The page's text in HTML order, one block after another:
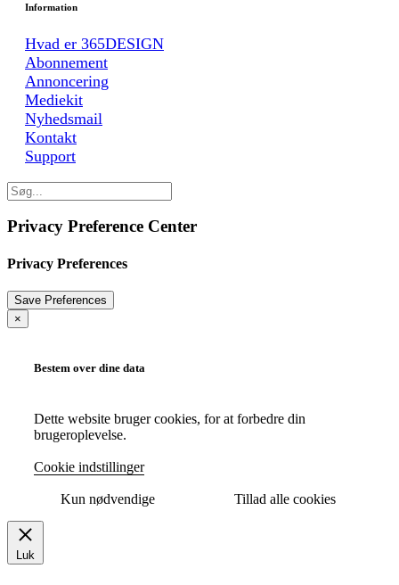
Information
Hvad er 365DESIGN
Abonnement
Annoncering
Mediekit
Nyhedsmail
Kontakt
Support
Privacy Preference Center
Privacy Preferences
×
Bestem over dine data
Dette website bruger cookies, for at forbedre din
brugeroplevelse.
Cookie indstillinger
Kun nødvendige Tillad alle cookies
Luk